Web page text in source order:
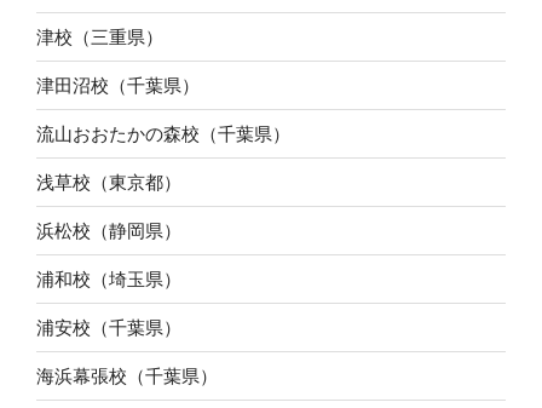
津校（三重県）
津田沼校（千葉県）
流山おおたかの森校（千葉県）
浅草校（東京都）
浜松校（静岡県）
浦和校（埼玉県）
浦安校（千葉県）
海浜幕張校（千葉県）